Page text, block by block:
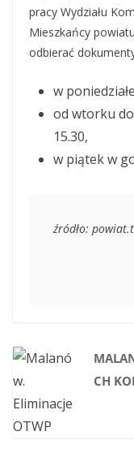
pracy Wydziału
Mieszkańcy
odbierać
w
od wtorku
15.30,
w piątek w
źródło:
CH